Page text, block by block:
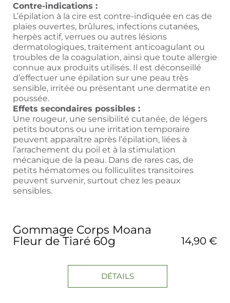
Contre-indications :
L’épilation à la cire est contre-indiquée en cas de
plaies ouvertes, brûlures, infections cutanées,
herpès actif, verrues ou autres lésions
dermatologiques, traitement anticoagulant ou
troubles de la coagulation, ainsi que toute allergie
connue aux produits utilisés. Il est déconseillé
d’effectuer une épilation sur une peau très
sensible, irritée ou présentant une dermatite en
poussée.
Effets secondaires possibles :
Une rougeur, une sensibilité cutanée, de légers
petits boutons ou une irritation temporaire
peuvent apparaître après l’épilation, liées à
l’arrachement du poil et à la stimulation
mécanique de la peau. Dans de rares cas, de
petits hématomes ou folliculites transitoires
peuvent survenir, surtout chez les peaux
sensibles.
Gommage Corps Moana
Fleur de Tiaré 60g
14,90 €
DÉTAILS